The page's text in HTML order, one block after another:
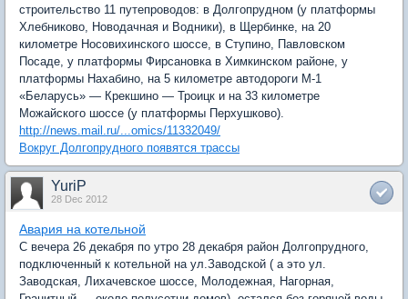
строительство 11 путепроводов: в Долгопрудном (у платформы
Хлебниково, Новодачная и Водники), в Щербинке, на 20
километре Носовихинского шоссе, в Ступино, Павловском
Посаде, у платформы Фирсановка в Химкинском районе, у
платформы Нахабино, на 5 километре автодороги М-1
«Беларусь» — Крекшино — Троицк и на 33 километре
Можайского шоссе (у платформы Перхушково).
http://news.mail.ru/...omics/11332049/
Вокруг Долгопрудного появятся трассы
YuriP
28 Dec 2012
Авария на котельной
С вечера 26 декабря по утро 28 декабря район Долгопрудного,
подключенный к котельной на ул.Заводской ( а это ул.
Заводская, Лихачевское шоссе, Молодежная, Нагорная,